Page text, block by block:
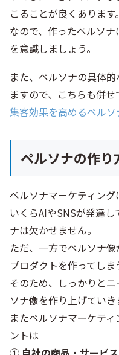
こることが良くあります。
なので、作ったペルソ
を意識しましょう。
また、ペルソナの具体
ますので、こちらも併せ
集客効果を高めるペルソ
ペルソナの作
ペルソナマーケティング
いくらAIやSNSが発達
ナは欠かせません。
ただ、一方でペルソナ
プロダクトを作ってしま
そのため、しっかりと
ソナ像を作り上げていき
またペルソナマーケテ
ントは